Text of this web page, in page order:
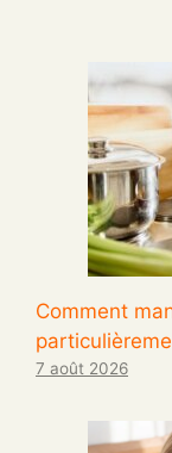
Comment
7 août 2026